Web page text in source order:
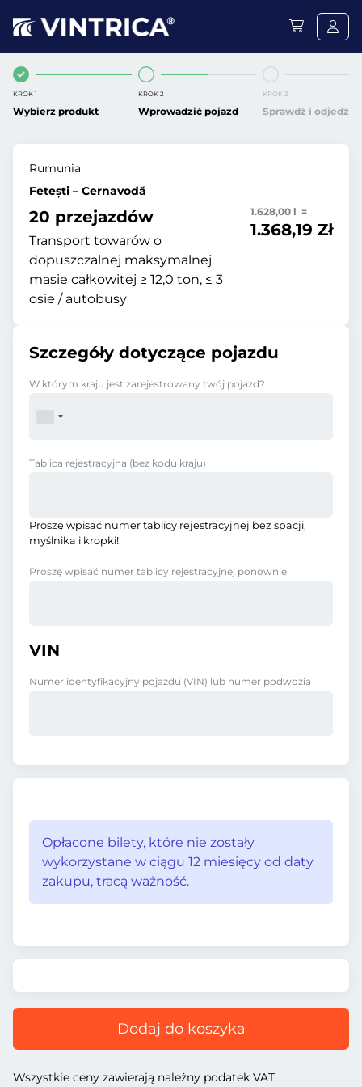
KROK 1
Wybierz produkt
KROK 2
Wprowadzić pojazd
KROK 3
Sprawdź i odjedź
Rumunia
Fetești – Cernavodă
20 przejazdów
Transport towarów o
dopuszczalnej maksymalnej
masie całkowitej ≥ 12,0 ton, ≤ 3
osie / autobusy
1.628,00 l =
1.368,19 Zł
Szczegóły dotyczące pojazdu
W którym kraju jest zarejestrowany twój pojazd?
Tablica rejestracyjna (bez kodu kraju)
Proszę wpisać numer tablicy rejestracyjnej bez spacji,
myślnika i kropki!
Proszę wpisać numer tablicy rejestracyjnej ponownie
VIN
Numer identyfikacyjny pojazdu (VIN) lub numer podwozia
Opłacone bilety, które nie zostały
wykorzystane w ciągu 12 miesięcy od daty
zakupu, tracą ważność.
Dodaj do koszyka
Wszystkie ceny zawierają należny podatek VAT.